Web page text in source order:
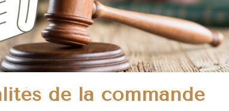
de la commande